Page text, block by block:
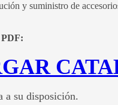
y suministro de
a su disposición.